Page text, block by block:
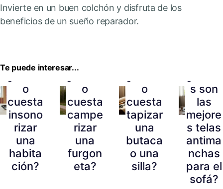
Invierte en un buen colchón y disfruta de los
beneficios de un sueño reparador.
Te puede interesar...
¿Cuánt
o
cuesta
insono
rizar
una
habita
ción?
o
cuesta
campe
rizar
una
furgon
eta?
o
cuesta
tapizar
una
butaca
o una
silla?
s son
las
mejore
s telas
antima
nchas
para el
sofá?